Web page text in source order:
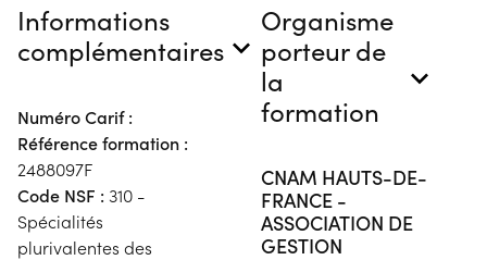
Informations
complémentaires
Numéro Carif :
Référence formation :
2488097F
Code NSF : 310 -
Spécialités
plurivalentes des
Organisme
porteur de
la
formation
CNAM HAUTS-DE-
FRANCE -
ASSOCIATION DE
GESTION